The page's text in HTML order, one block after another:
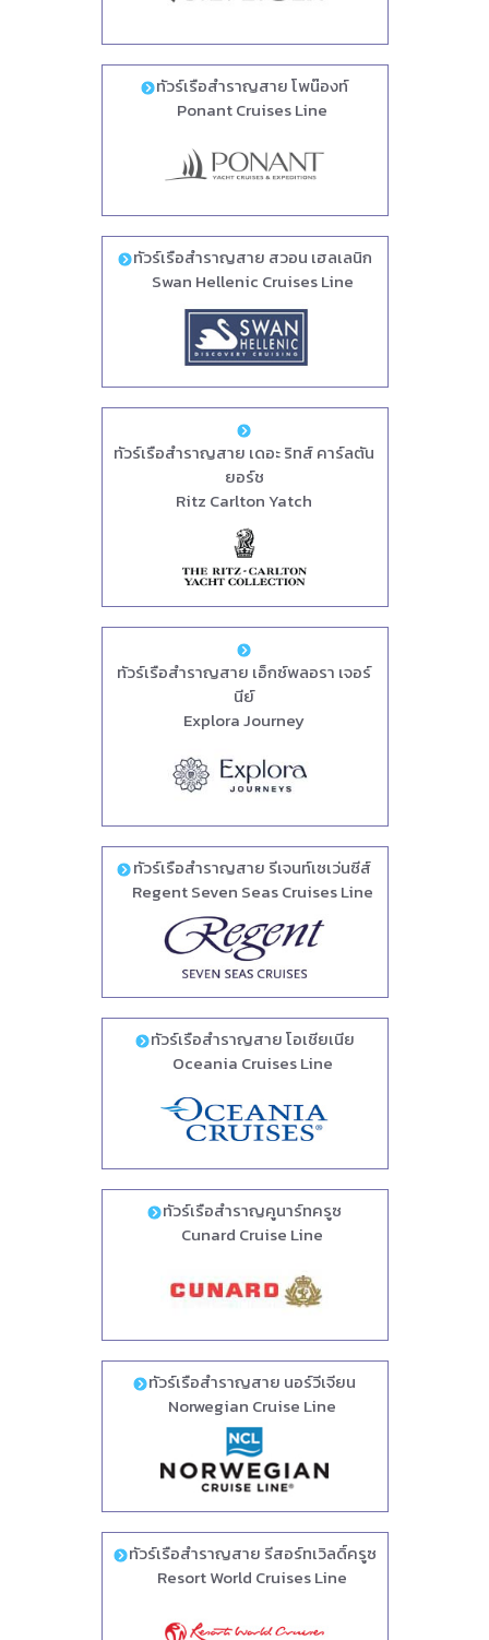
ทัวร์เรือสำราญสาย โพน๊องท์
Ponant Cruises Line
ทัวร์เรือสำราญสาย สวอน เฮลเลนิก
Swan Hellenic Cruises Line
ทัวร์เรือสำราญสาย เดอะ ริทส์ คาร์ลตัน
ยอร์ช
Ritz Carlton Yatch
ทัวร์เรือสำราญสาย เอ็กซ์พลอรา เจอร์
นีย์
Explora Journey
ทัวร์เรือสำราญสาย รีเจนท์เซเว่นซีส์
Regent Seven Seas Cruises Line
ทัวร์เรือสำราญสาย โอเชียเนีย
Oceania Cruises Line
ทัวร์เรือสำราญคูนาร์ทครูซ
Cunard Cruise Line
ทัวร์เรือสำราญสาย นอร์วีเจียน
Norwegian Cruise Line
ทัวร์เรือสำราญสาย รีสอร์ทเวิลดิ์ครูซ
Resort World Cruises Line